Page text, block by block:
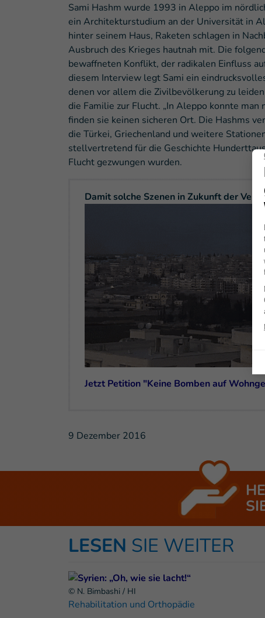
Sami Hashm wurde 1993 in Aleppo im
ein Architekturstudium an der Universität in
hinter seinem Haus, Raketen schlagen in
Ausbruch des Krieges hautnah mit. Die
bewaffneten Konflikt, der radikalen Einfluss
diesem Interview legt Sami ein
denen vor allem die Zivilbevölkerung zu
die Familie zur Flucht. „In Aleppo konnte man
finden sie keinen sicheren Ort. Die Hashms
die Türkei, Griechenland und weitere
stellvertretend für die Geschichte
Flucht gezwungen wurden.
Damit solche Szenen in Zukunft der
Jetzt Petition "Keine Bomben auf
9 Dezember 2016
LESEN SIE WEITER
© N. Bimbashi / HI
Rehabilitation und Orthopädie